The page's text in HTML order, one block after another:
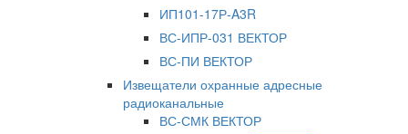
ИП101-17Р-A3R
ВС-ИПР-031 ВЕКТОР
ВС-ПИ ВЕКТОР
Извещатели охранные адресные
радиоканальные
ВС-СМК ВЕКТОР